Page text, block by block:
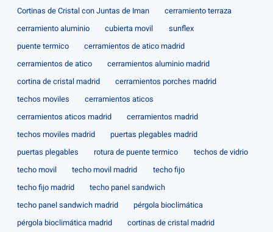
Cortinas de Cristal con Juntas de Iman
cerramiento terraza
cerramiento aluminio
cubierta movil
sunflex
puente termico
cerramientos de atico madrid
cerramientos de atico
cerramientos aluminio madrid
cortina de cristal madrid
cerramientos porches madrid
techos moviles
cerramientos aticos
cerramientos aticos madrid
cerramientos madrid
techos moviles madrid
puertas plegables madrid
puertas plegables
rotura de puente termico
techos de vidrio
techo movil
techo movil madrid
techo fijo
techo fijo madrid
techo panel sandwich
techo panel sandwich madrid
pérgola bioclimática
pérgola bioclimática madrid
cortinas de cristal madrid